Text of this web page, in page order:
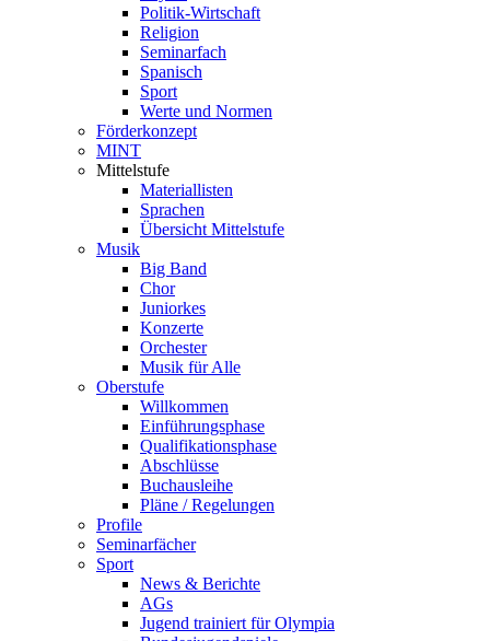
Politik-Wirtschaft
Religion
Seminarfach
Spanisch
Sport
Werte und Normen
Förderkonzept
MINT
Mittelstufe
Materiallisten
Sprachen
Übersicht Mittelstufe
Musik
Big Band
Chor
Juniorkes
Konzerte
Orchester
Musik für Alle
Oberstufe
Willkommen
Einführungsphase
Qualifikationsphase
Abschlüsse
Buchausleihe
Pläne / Regelungen
Profile
Seminarfächer
Sport
News & Berichte
AGs
Jugend trainiert für Olympia